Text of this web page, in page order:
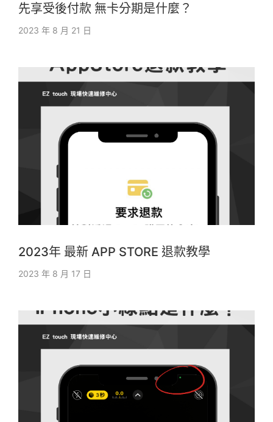
先享受後付款 無卡分期是什麼？
2023 年 8 月 21 日
2023年 最新 APP STORE 退款教學
2023 年 8 月 17 日